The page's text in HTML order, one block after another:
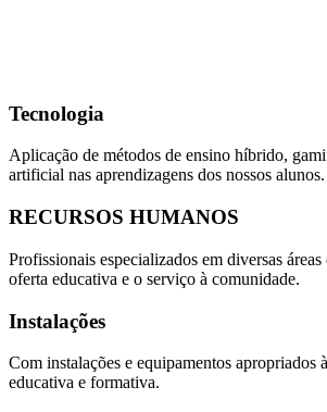
Tecnologia
Aplicação de métodos de ensino híbrido,
artificial nas aprendizagens dos nossos alunos.
RECURSOS HUMANOS
Profissionais especializados em diversas
oferta educativa e o serviço à comunidade.
Instalações
Com instalações e equipamentos apropriados
educativa e formativa.